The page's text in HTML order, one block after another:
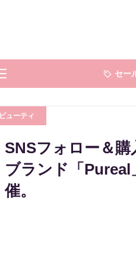
セー
ビューティ
SNSフォロー＆
ブランド「Pureal
催。